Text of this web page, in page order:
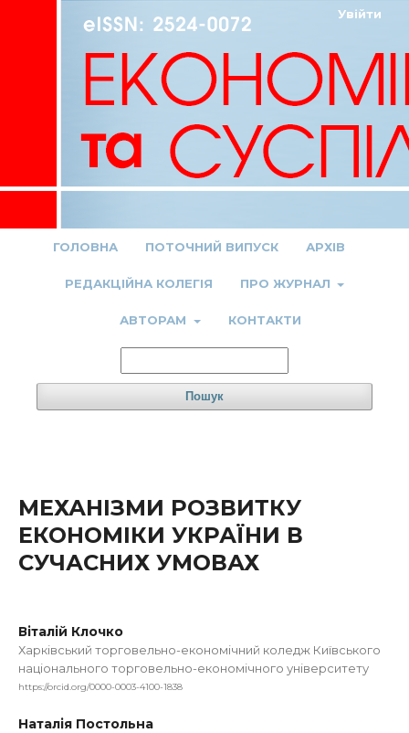
ГОЛОВНА ПОТОЧНИЙ ВИПУСК АРХІВ
РЕДАКЦІЙНА КОЛЕГІЯ ПРО ЖУРНАЛ
АВТОРАМ КОНТАКТИ
Пошук
Увійти
МЕХАНІЗМИ РОЗВИТКУ
ЕКОНОМІКИ УКРАЇНИ В
СУЧАСНИХ УМОВАХ
Віталій Клочко
Харківський торговельно-економічний коледж Київського
національного торговельно-економічного університету
https://orcid.org/0000-0003-4100-1838
Наталія Постольна